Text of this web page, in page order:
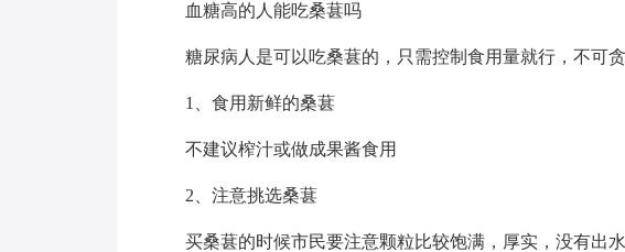
血糖高的人能吃桑葚吗
糖尿病人是可以吃桑葚的，只需控制食用量就行，不可
1、食用新鲜的桑葚
不建议榨汁或做成果酱食用
2、注意挑选桑葚
买桑葚的时候市民要注意颗粒比较饱满，厚实，没有出水